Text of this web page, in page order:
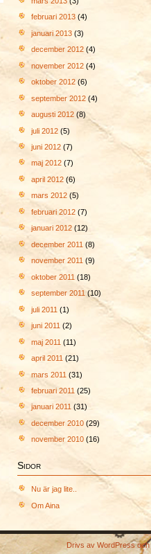
februari 2013 (4)
januari 2013 (3)
december 2012 (4)
november 2012 (4)
oktober 2012 (6)
september 2012 (4)
augusti 2012 (8)
juli 2012 (5)
juni 2012 (7)
maj 2012 (7)
april 2012 (6)
mars 2012 (5)
februari 2012 (7)
januari 2012 (12)
december 2011 (8)
november 2011 (9)
oktober 2011 (18)
september 2011 (10)
juli 2011 (1)
juni 2011 (2)
maj 2011 (11)
april 2011 (21)
mars 2011 (31)
februari 2011 (25)
januari 2011 (31)
december 2010 (29)
november 2010 (16)
Sidor
Nu är jag lite..
Om Aina
Drivs av WordPressoch